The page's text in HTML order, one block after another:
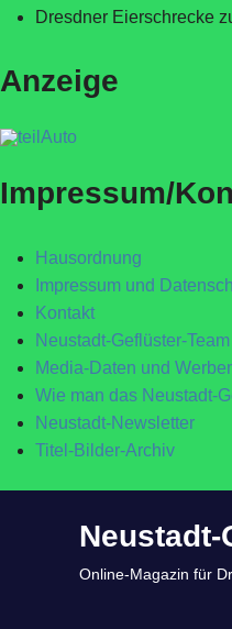
Dresdner Eierschrecke
Anzeige
Impressum/
Hausordnung
Impressum und
Kontakt
Neustadt-Geflüster-
Media-Daten und
Wie man das Neustadt-
Neustadt-Newsletter
Titel-Bilder-Archiv
Online-Magazin für